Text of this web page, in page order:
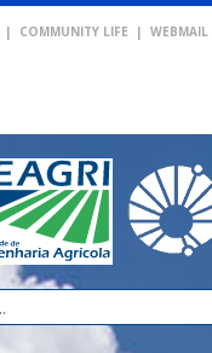
| COMMUNITY LIFE | WEBMAIL